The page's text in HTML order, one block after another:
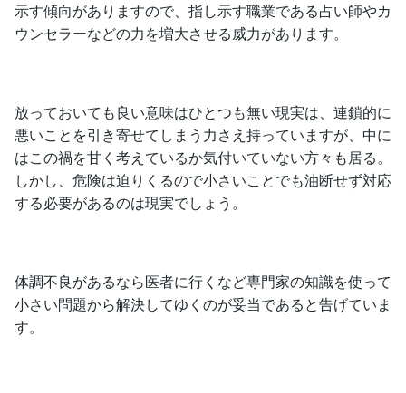
示す傾向がありますので、指し示す職業である占い師やカ
ウンセラーなどの力を増大させる威力があります。
放っておいても良い意味はひとつも無い現実は、連鎖的に
悪いことを引き寄せてしまう力さえ持っていますが、中に
はこの禍を甘く考えているか気付いていない方々も居る。
しかし、危険は迫りくるので小さいことでも油断せず対応
する必要があるのは現実でしょう。
体調不良があるなら医者に行くなど専門家の知識を使って
小さい問題から解決してゆくのが妥当であると告げていま
す。